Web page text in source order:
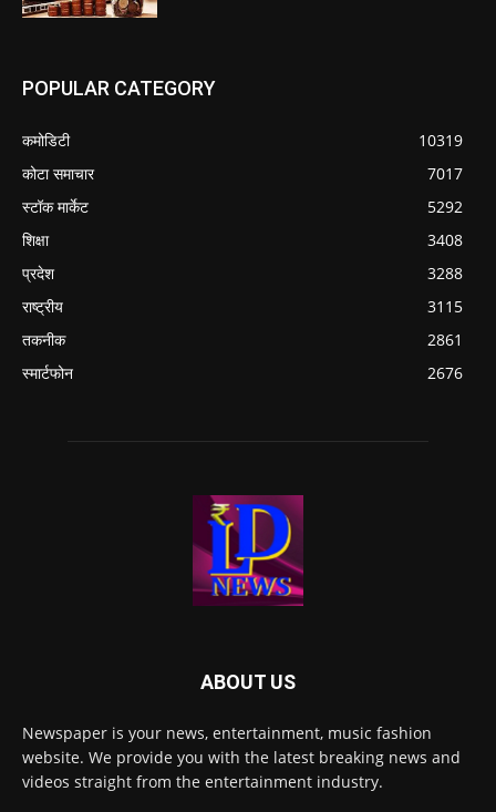
POPULAR CATEGORY
कमोडिटी
10319
कोटा समाचार
7017
स्टॉक मार्केट
5292
शिक्षा
3408
प्रदेश
3288
राष्ट्रीय
3115
तकनीक
2861
स्मार्टफोन
2676
ABOUT US
Newspaper is your news, entertainment, music fashion
website. We provide you with the latest breaking news and
videos straight from the entertainment industry.